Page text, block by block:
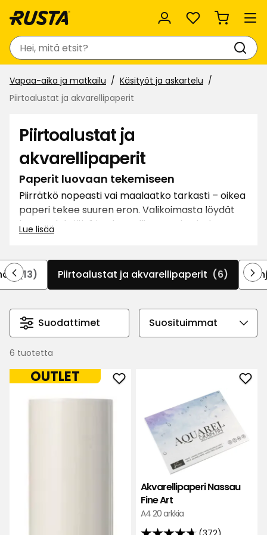
Suosikit
Haku
Vapaa-aika ja matkailu
Käsityöt ja askartelu
Piirtoalustat ja akvarellipaperit
Piirtoalustat ja
akvarellipaperit
Paperit luovaan tekemiseen
Piirrätkö nopeasti vai maalaatko tarkasti – oikea
paperi tekee suuren eron. Valikoimasta löydät
luonnoslehtiöitä ja akvarellipapereita, jotka
hallittavuutta ja ilmaisua. Täydellinen niin
aloitteleville kuin kokeneille tekijöille.
Lue lisää
(13) Piirtoalustat ja akvarellipaperit (6)
Suodattimet
Valitse
6 tuotetta
OUTLET
Lisää
Piirustuspaperirulla
suosikkeihin
Akvarellipaperi Nassau
Fine Art
A4 20 arkkia
Art